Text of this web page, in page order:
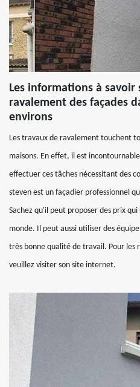
Les informations à savoir
ravalement des façades
environs
Les travaux de ravalement touchent
maisons. En effet, il est
effectuer ces tâches nécessitant des
steven est un façadier professionnel
Sachez qu'il peut proposer des prix
monde. Il peut aussi utiliser des
très bonne qualité de travail. Pour les
veuillez visiter son site internet.